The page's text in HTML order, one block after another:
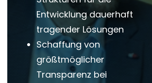
Entwicklung dauerhaft
tragender Lösungen
Schaffung von
größtmöglicher
Transparenz bei